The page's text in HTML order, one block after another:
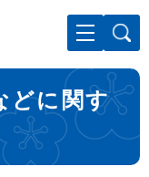
へ
どに関す